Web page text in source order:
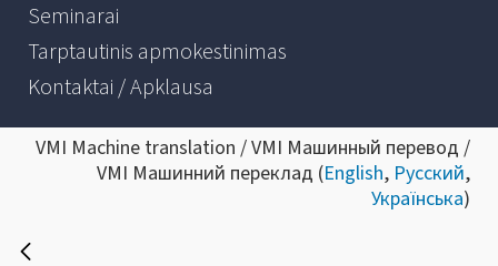
Seminarai
Tarptautinis apmokestinimas
Kontaktai / Apklausa
VMI Machine translation / VMI Машинный перевод /
VMI Машинний переклад (English, Русский,
Українська)